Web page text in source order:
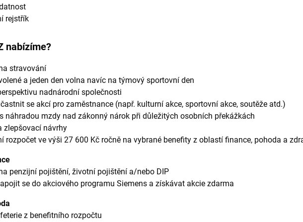
rejstřík
nabízíme?
stravování
a jeden den volna navíc na týmový sportovní den
nadnárodní společnosti
se akcí pro zaměstnance (např. kulturní akce, sportovní akce, soutěže atd.)
náhradou mzdy nad zákonný nárok při důležitých osobních překážkách
zlepšovací návrhy
rozpočet ve výši 27 600 Kč ročně na vybrané benefity z oblastí finance, pohoda a
penzijní pojištění, životní pojištění a/nebo DIP
se do akciového programu Siemens a získávat akcie zdarma
z benefitního rozpočtu